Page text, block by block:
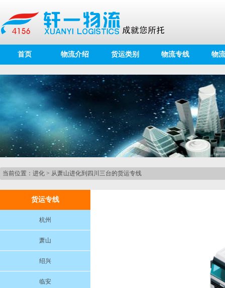
首页 物流介绍 货运类别 物流专线 物
当前位置： 进化 > 从萧山进化到四川三台的货运专线
货运专线
杭州
萧山
绍兴
临安